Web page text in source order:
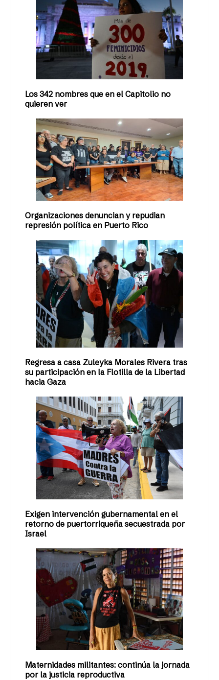
Los 342 nombres que en el Capitolio no
quieren ver
Organizaciones denuncian y repudian
represión política en Puerto Rico
Regresa a casa Zuleyka Morales Rivera tras
su participación en la Flotilla de la Libertad
hacia Gaza
Exigen intervención gubernamental en el
retorno de puertorriqueña secuestrada por
Israel
Maternidades militantes: continúa la jornada
por la justicia reproductiva